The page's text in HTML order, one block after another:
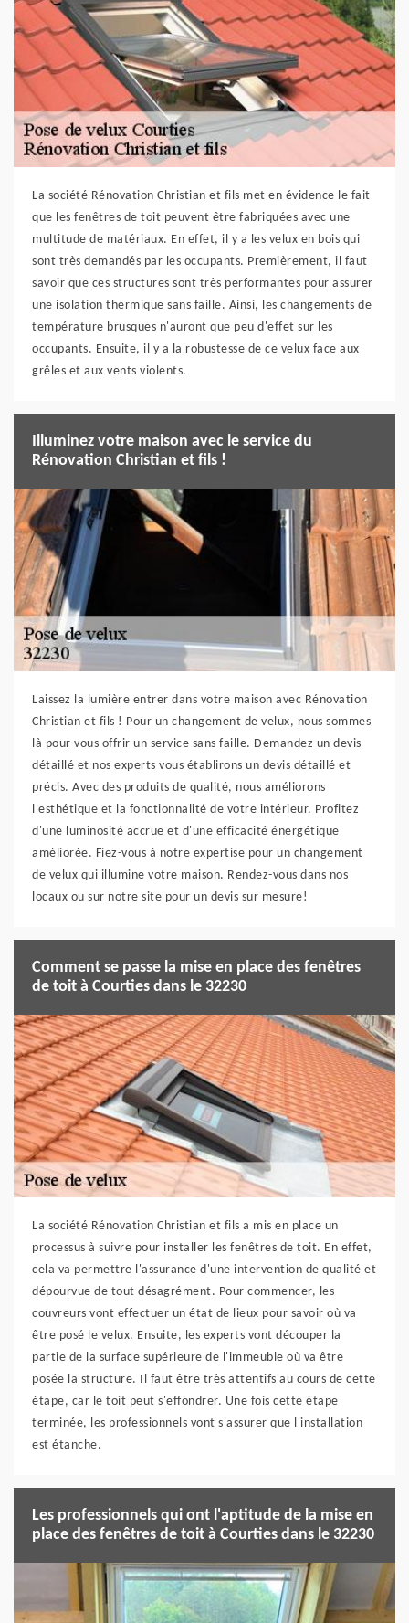
La société Rénovation Christian et fils met en évidence le fait
que les fenêtres de toit peuvent être fabriquées avec une
multitude de matériaux. En effet, il y a les velux en bois qui
sont très demandés par les occupants. Premièrement, il faut
savoir que ces structures sont très performantes pour assurer
une isolation thermique sans faille. Ainsi, les changements de
température brusques n'auront que peu d'effet sur les
occupants. Ensuite, il y a la robustesse de ce velux face aux
grêles et aux vents violents.
Illuminez votre maison avec le service du
Rénovation Christian et fils !
Laissez la lumière entrer dans votre maison avec Rénovation
Christian et fils ! Pour un changement de velux, nous sommes
là pour vous offrir un service sans faille. Demandez un devis
détaillé et nos experts vous établirons un devis détaillé et
précis. Avec des produits de qualité, nous améliorons
l'esthétique et la fonctionnalité de votre intérieur. Profitez
d'une luminosité accrue et d'une efficacité énergétique
améliorée. Fiez-vous à notre expertise pour un changement
de velux qui illumine votre maison. Rendez-vous dans nos
locaux ou sur notre site pour un devis sur mesure!
Comment se passe la mise en place des fenêtres
de toit à Courties dans le 32230
La société Rénovation Christian et fils a mis en place un
processus à suivre pour installer les fenêtres de toit. En effet,
cela va permettre l'assurance d'une intervention de qualité et
dépourvue de tout désagrément. Pour commencer, les
couvreurs vont effectuer un état de lieux pour savoir où va
être posé le velux. Ensuite, les experts vont découper la
partie de la surface supérieure de l'immeuble où va être
posée la structure. Il faut être très attentifs au cours de cette
étape, car le toit peut s'effondrer. Une fois cette étape
terminée, les professionnels vont s'assurer que l'installation
est étanche.
Les professionnels qui ont l'aptitude de la mise en
place des fenêtres de toit à Courties dans le 32230